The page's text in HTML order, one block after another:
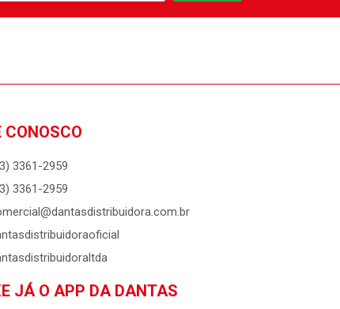
CONOSCO
3361-2959
3361-2959
JÁ O APP DA DANTAS